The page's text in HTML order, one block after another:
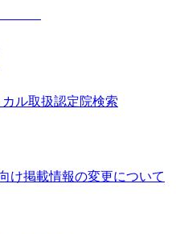
ル取扱認定院検索
け掲載情報の変更について